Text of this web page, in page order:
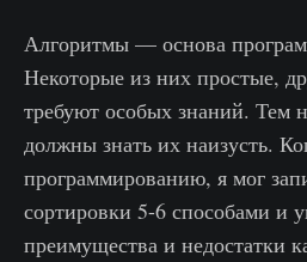
Алгоритмы — основа
Некоторые из них простые,
требуют особых знаний. Тем
должны знать их наизусть.
программированию, я мог
сортировки 5-6 способами и
преимущества и недостатки